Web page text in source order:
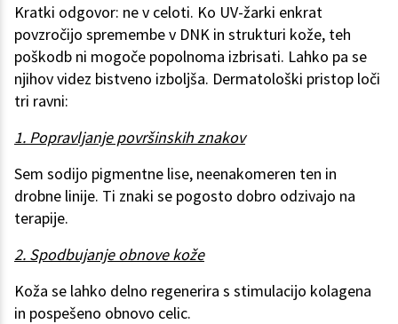
Kratki odgovor: ne v celoti. Ko UV-žarki enkrat
povzročijo spremembe v DNK in strukturi kože, teh
poškodb ni mogoče popolnoma izbrisati. Lahko pa se
njihov videz bistveno izboljša. Dermatološki pristop loči
tri ravni:
1. Popravljanje površinskih znakov
Sem sodijo pigmentne lise, neenakomeren ten in
drobne linije. Ti znaki se pogosto dobro odzivajo na
terapije.
2. Spodbujanje obnove kože
Koža se lahko delno regenerira s stimulacijo kolagena
in pospešeno obnovo celic.